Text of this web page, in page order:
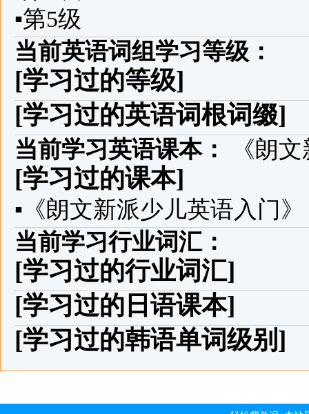
▪第5级
当前英语词组学习等级：
[学习过的等级]
[学习过的英语词根词缀]
当前学习英语课本： 《朗
[学习过的课本]
▪ 《朗文新派少儿英语入门》
当前学习行业词汇：
[学习过的行业词汇]
[学习过的日语课本]
[学习过的韩语单词级别]